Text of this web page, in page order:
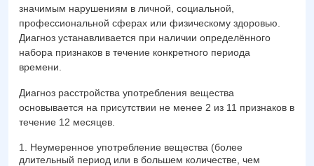
значимым нарушениям в личной, социальной,
профессиональной сферах или физическому здоровью.
Диагноз устанавливается при наличии определённого
набора признаков в течение конкретного периода
времени.
Диагноз расстройства употребления вещества
основывается на присутствии не менее 2 из 11 признаков в
течение 12 месяцев.
Неумеренное употребление вещества (более
длительный период или в большем количестве, чем